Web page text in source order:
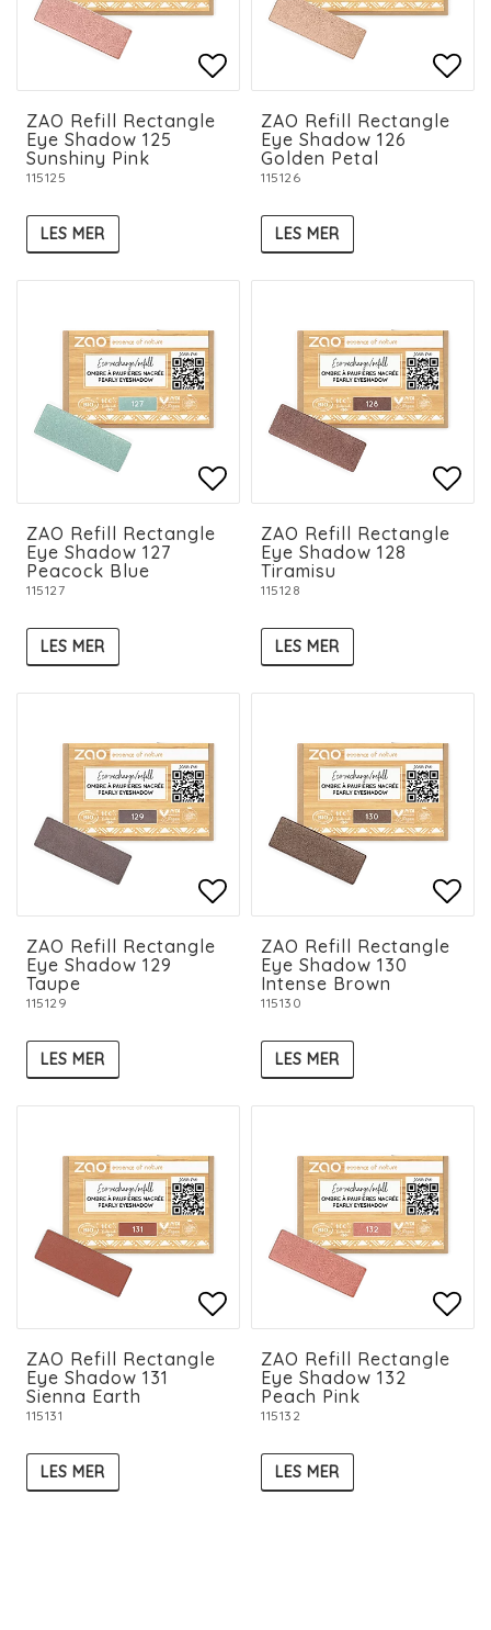
Add to list of
Add to list of
ZAO Refill Rectangle
Eye Shadow 125
Sunshiny Pink
115125
LES MER
ZAO Refill Rectangle
Eye Shadow 126
Golden Petal
115126
LES MER
Add to list of
ZAO Refill Rectangle
Eye Shadow 127
Peacock Blue
115127
LES MER
ZAO Refill Rectangle
Eye Shadow 128
Tiramisu
115128
LES MER
Add to list of
Add to list of
ZAO Refill Rectangle
Eye Shadow 129
Taupe
115129
LES MER
ZAO Refill Rectangle
Eye Shadow 130
Intense Brown
115130
LES MER
Add to list of
Add to list of
ZAO Refill Rectangle
Eye Shadow 131
Sienna Earth
115131
LES MER
ZAO Refill Rectangle
Eye Shadow 132
Peach Pink
115132
LES MER